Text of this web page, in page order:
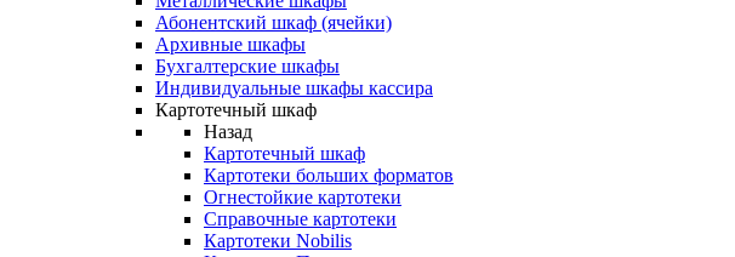
Абонентский шкаф (ячейки)
Архивные шкафы
Бухгалтерские шкафы
Индивидуальные шкафы кассира
Картотечный шкаф
Назад
Картотечный шкаф
Картотеки больших форматов
Огнестойкие картотеки
Справочные картотеки
Картотеки Nobilis